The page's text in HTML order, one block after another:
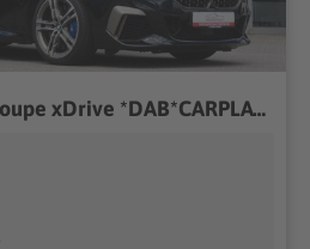
BMW M235 i Gran Coupe xDrive *DAB*CARPLAY*KAMERA*